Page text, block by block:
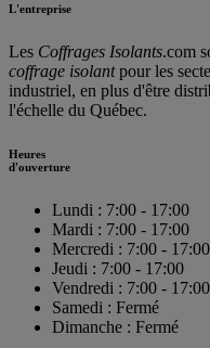
L'entreprise
Les Coffrages Isolants.com
coffrage isolantpour les
industriel, en plus d'être
l'échelle du Québec.
Heures
d'ouverture
Lundi : 7:00 - 17:00
Mardi : 7:00 - 17:00
Mercredi : 7:00 - 17:00
Jeudi : 7:00 - 17:00
Vendredi : 7:00 - 17:00
Samedi : Fermé
Dimanche : Fermé